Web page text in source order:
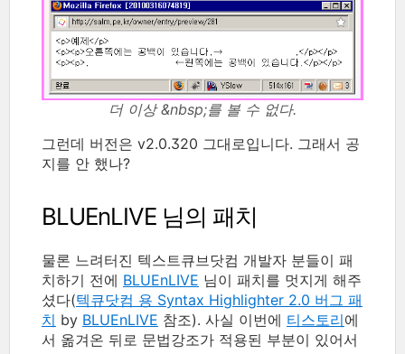
더 이상 &nbsp;를 볼 수 없다.
그런데 버전은 v2.0.320 그대로입니다. 그래서 공
지를 안 했나?
BLUEnLIVE 님의 패치
물론 느려터진 텍스트큐브닷컴 개발자 분들이 패
치하기 전에 BLUEnLIVE 님이 패치를 멋지게 해주
셨다(텍큐닷컴 용 Syntax Highlighter 2.0 버그 패
치 by BLUEnLIVE 참조). 사실 이번에 티스토리에
서 옮겨온 뒤로 문법강조가 적용된 부분이 있어서